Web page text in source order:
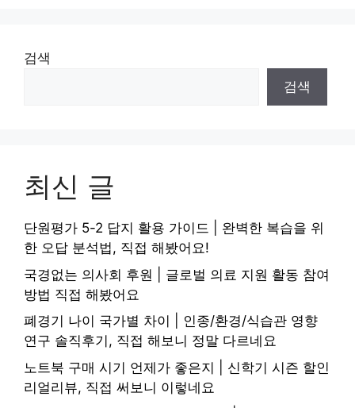
검색
검색
최신 글
단원평가 5-2 답지 활용 가이드 | 완벽한 복습을 위
한 오답 분석법, 직접 해봤어요!
국경없는 의사회 후원 | 글로벌 의료 지원 활동 참여
방법 직접 해봤어요
폐경기 나이 국가별 차이 | 인종/환경/식습관 영향
연구 솔직후기, 직접 해보니 정말 다르네요
노트북 구매 시기 언제가 좋은지 | 신학기 시즌 할인
리얼리뷰, 직접 써보니 이렇네요